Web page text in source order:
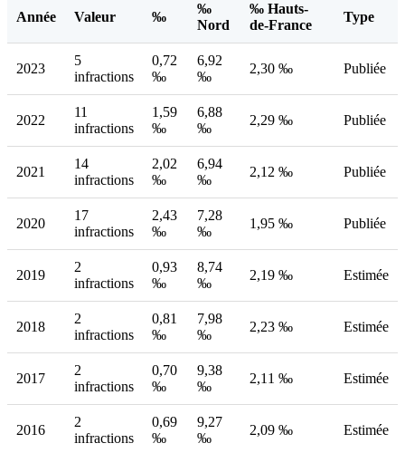
Année Valeur ‰
‰
Nord
‰ Hauts-
de-France
Type
2023
5
infractions
0,72
‰
6,92
‰
2,30 ‰ Publiée
2022
11
infractions
1,59
‰
6,88
‰
2,29 ‰ Publiée
2021
14
infractions
2,02
‰
6,94
‰
2,12 ‰ Publiée
2020
17
infractions
2,43
‰
7,28
‰
1,95 ‰ Publiée
2019
2
infractions
0,93
‰
8,74
‰
2,19 ‰ Estimée
2018
2
infractions
0,81
‰
7,98
‰
2,23 ‰ Estimée
2017
2
infractions
0,70
‰
9,38
‰
2,11 ‰ Estimée
2016
2
infractions
0,69
‰
9,27
‰
2,09 ‰ Estimée